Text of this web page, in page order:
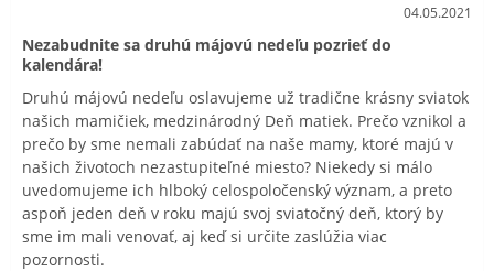
04.05.2021
Nezabudnite sa druhú májovú nedeľu pozrieť do
kalendára!
Druhú májovú nedeľu oslavujeme už tradične krásny sviatok
našich mamičiek, medzinárodný Deň matiek. Prečo vznikol a
prečo by sme nemali zabúdať na naše mamy, ktoré majú v
našich životoch nezastupiteľné miesto? Niekedy si málo
uvedomujeme ich hlboký celospoločenský význam, a preto
aspoň jeden deň v roku majú svoj sviatočný deň, ktorý by
sme im mali venovať, aj keď si určite zaslúžia viac
pozornosti.